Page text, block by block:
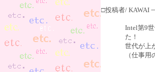
□投稿者/ KAWAI
Intel第9
た！
世代が上
（仕事